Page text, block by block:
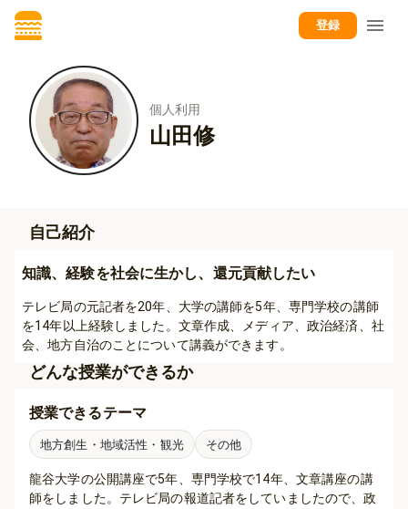
登録
個人利用
山田修
自己紹介
知識、経験を社会に生かし、還元貢献したい
テレビ局の元記者を20年、大学の講師を5年、専門学校の講師
を14年以上経験しました。文章作成、メディア、政治経済、社
会、地方自治のことについて講義ができます。
どんな授業ができるか
授業できるテーマ
地方創生・地域活性・観光 その他
龍谷大学の公開講座で5年、専門学校で14年、文章講座の講
師をしました。テレビ局の報道記者をしていましたので、政